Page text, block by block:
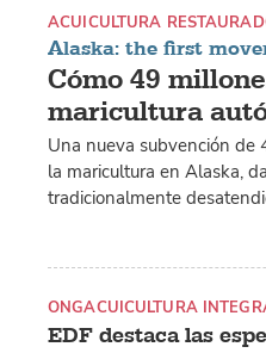
Alaska: the first
Cómo 49
maricultura
ACUICULTURA
Una nueva subvención de
la maricultura en Alaska,
tradicionalmente
EDF destaca las
ONGACUICULTURA